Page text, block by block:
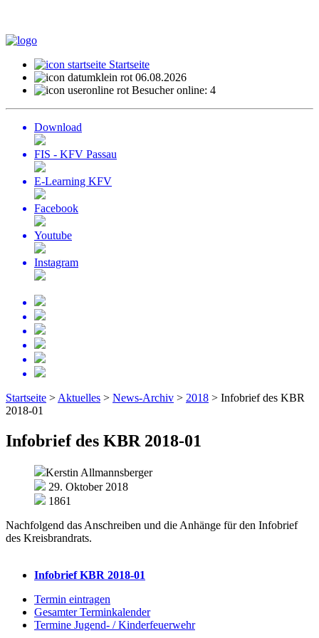
Startseite
06.08.2026
Besucher online: 4
Download
FIS - KFV Passau
E-Learning KFV
Facebook
Youtube
Instagram
Startseite > Aktuelles > News-Archiv > 2018 > Infobrief des KBR
2018-01
Infobrief des KBR 2018-01
Kerstin Allmannsberger
29. Oktober 2018
1861
Nachfolgend das Anschreiben und die Anhänge für den Infobrief
des Kreisbrandrats.
Infobrief KBR 2018-01
Termin eintragen
Gesamter Terminkalender
Termine Jugend- / Kinderfeuerwehr